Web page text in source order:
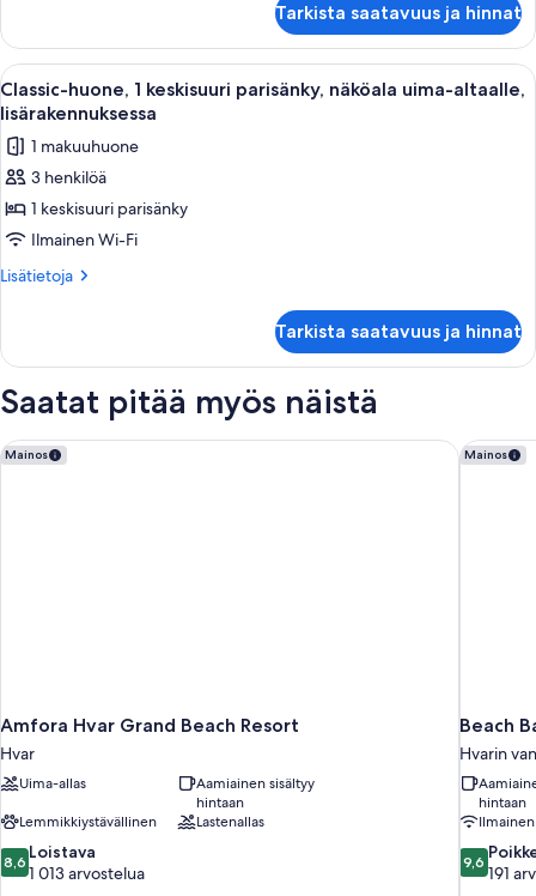
kuvat
näköala
uima-
altaalle,
lisärakennuksessa
Tarkista saatavuus ja hinnat
Avaa
kaikki
huonetyypin
Classic-
huone,
1
keskisuuri
parisänky,
altaalle,
kuvat
Makuuhuone, jossa on sänky,
2
Classic-huone, 1 keskisuuri parisänky, näköala uima-altaalle,
lisärakennuksessa
1 makuuhuone
3 henkilöä
1 keskisuuri parisänky
Ilmainen Wi-Fi
Lisätietoja
Lisätietoja
1
parisänky,
uima-
altaalle,
Tarkista saatavuus ja hinnat
Saatat pitää myös näistä
Mainos
Amfora Hvar Grand Beach Resort
Hvar
Uima-allas
Aamiainen sisältyy
hintaan
Lemmikkiystävällinen
Lastenallas
8.6
kautta
8,6 Loistava
1 013 arvostelua
Amfora Hvar Grand Beach Resort Mainos
Beach
Hvarin
hintaan
9.6
kautta
9,6
191
Beach